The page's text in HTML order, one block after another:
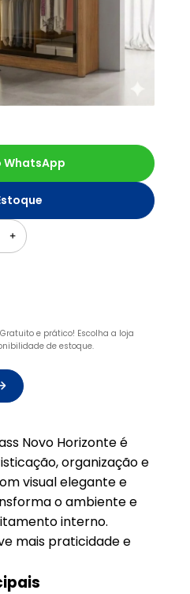
WhatsApp
e prático! Escolha a loja
de estoque.
Novo Horizonte é
organização e
visual elegante e
o ambiente e
interno.
mais praticidade e